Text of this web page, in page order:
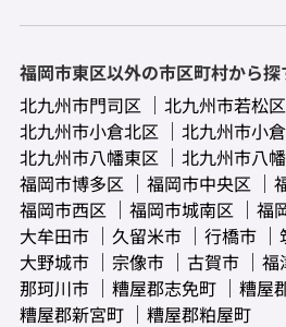
福岡市東区以外の市区町村から探
北九州市門司区
北九州市若松区
北九州市小倉北区
北九州市小
北九州市八幡東区
北九州市八
福岡市博多区
福岡市中央区
福岡市西区
福岡市城南区
福
大牟田市
久留米市 行橋市
大野城市
宗像市 古賀市 福
那珂川市
糟屋郡志免町
糟屋
糟屋郡新宮町
糟屋郡粕屋町